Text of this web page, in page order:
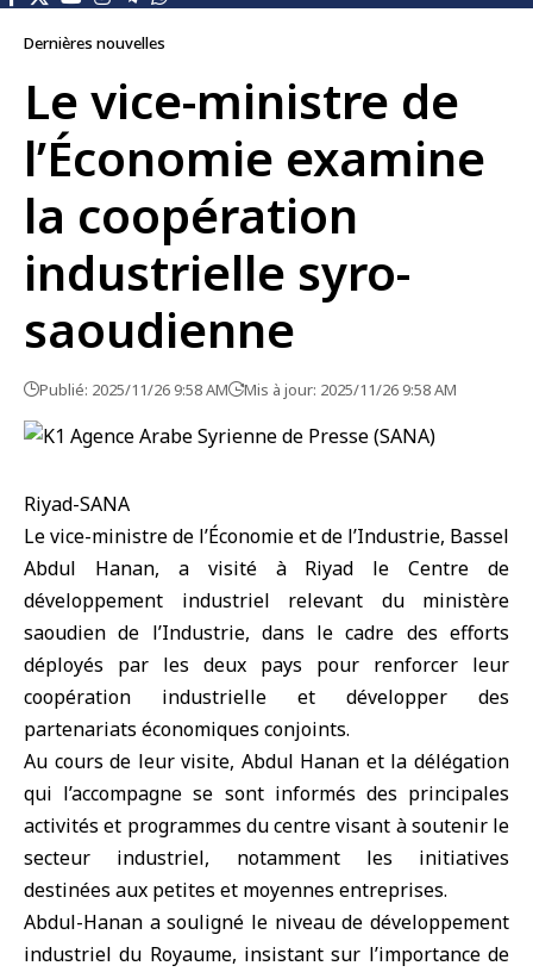
Dernières nouvelles
Le vice-ministre de
l’Économie examine
la coopération
industrielle syro-
saoudienne
Publié: 2025/11/26 9:58 AM Mis à jour: 2025/11/26 9:58 AM
Riyad-SANA
Le vice-ministre de l’Économie et de l’Industrie, Bassel
Abdul Hanan, a visité àRiyad leCentre de
développement industriel relevant du ministère
saoudien de l’Industrie, dans le cadre des efforts
déployés par les deux pays pour renforcer leur
coopération industrielle et développer des
partenariats économiques conjoints.
Au cours de leur visite, Abdul Hanan et la délégation
qui l’accompagne se sont informés des principales
activités et programmes du centre visant à soutenir le
secteur industriel, notamment les initiatives
destinées aux petites et moyennes entreprises.
Abdul-Hanan a souligné le niveau de développement
industriel du Royaume, insistant sur l’importance de